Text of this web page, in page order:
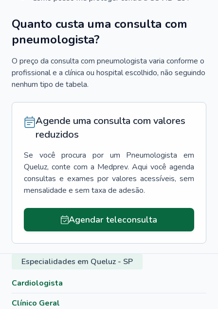
Quanto custa uma consulta com
pneumologista?
O preço da consulta com pneumologista varia conforme o
profissional e a clínica ou hospital escolhido, não seguindo
nenhum tipo de tabela.
Agende uma consulta com valores
reduzidos
Se você procura por um Pneumologista
em
Queluz, conte com a Medprev. Aqui você agenda
consultas e exames por valores acessíveis, sem
mensalidade e sem taxa de adesão.
Agendar teleconsulta
Especialidades em Queluz - SP
Cardiologista
Clínico Geral